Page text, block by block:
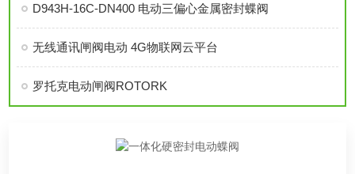
D943H-16C-DN400 电动三偏心金属密封蝶阀
无线通讯闸阀电动 4G物联网云平台
罗托克电动闸阀ROTORK